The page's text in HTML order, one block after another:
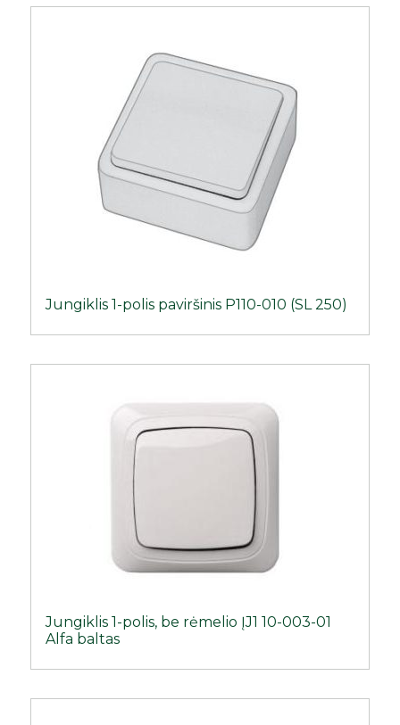
Jungiklis 1-polis paviršinis P110-010 (SL 250)
Jungiklis 1-polis, be rėmelio ĮJ1 10-003-01
Alfa baltas